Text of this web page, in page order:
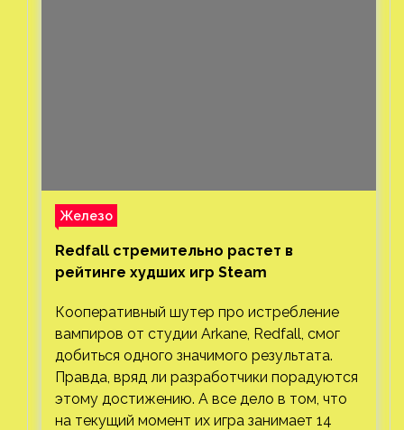
Железо
Redfall стремительно растет в
рейтинге худших игр Steam
Кооперативный шутер про истребление
вампиров от студии Arkane, Redfall, смог
добиться одного значимого результата.
Правда, вряд ли разработчики порадуются
этому достижению. А все дело в том, что
на текущий момент их игра занимает 14